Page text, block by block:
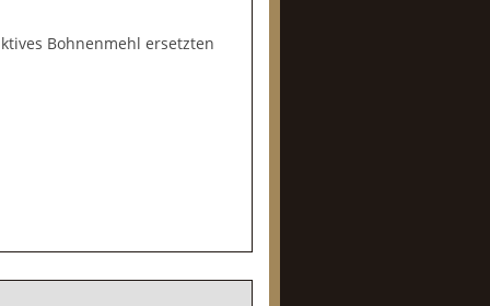
Bohnenmehl ersetzten